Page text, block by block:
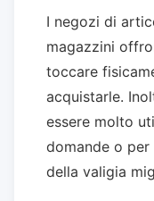
I negozi di
magazzini
toccare
acquistarle.
essere molto
domande o
della valigia